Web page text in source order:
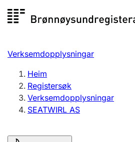
til
Registersøk
Aksjeselskap
Enkeltpersonføretak
Registrere, endre, slette
Verksemdopplysningar
Heim
Registersøk
Verksemdopplysningar
SEATWIRL AS